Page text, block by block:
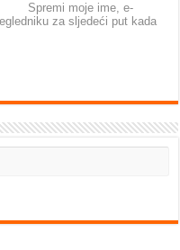
Spremi moje ime, e-
za sljedeći put kada